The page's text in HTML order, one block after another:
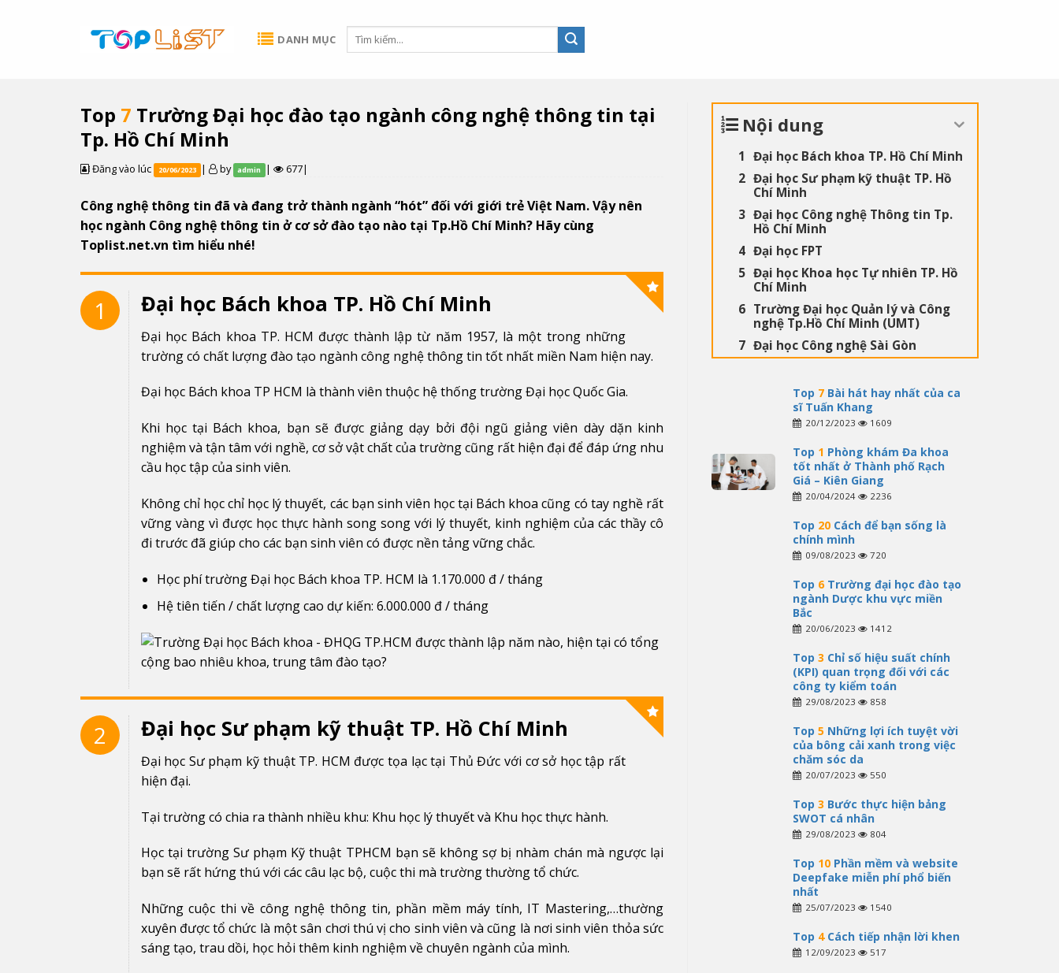
DANH MỤC
Top 7 Trường Đại học đào tạo ngành công nghệ thông tin tại
Tp. Hồ Chí Minh
Đăng vào lúc 20/06/2023 | by admin | 677|
Công nghệ thông tin đã và đang trở thành ngành “hót” đối với giới trẻ Việt Nam. Vậy nên
học ngành Công nghệ thông tin ở cơ sở đào tạo nào tại Tp.Hồ Chí Minh? Hãy cùng
Toplist.net.vn tìm hiểu nhé!
1 Đại học Bách khoa TP. Hồ Chí Minh
Đại học Bách khoa TP. HCM được thành lập từ năm 1957, là một trong những
trường có chất lượng đào tạo ngành công nghệ thông tin tốt nhất miền Nam hiện nay.
Đại học Bách khoa TP HCM là thành viên thuộc hệ thống trường Đại học Quốc Gia.
Khi học tại Bách khoa, bạn sẽ được giảng dạy bởi đội ngũ giảng viên dày dặn kinh
nghiệm và tận tâm với nghề, cơ sở vật chất của trường cũng rất hiện đại để đáp ứng nhu
cầu học tập của sinh viên.
Không chỉ học chỉ học lý thuyết, các bạn sinh viên học tại Bách khoa cũng có tay nghề rất
vững vàng vì được học thực hành song song với lý thuyết, kinh nghiệm của các thầy cô
đi trước đã giúp cho các bạn sinh viên có được nền tảng vững chắc.
Học phí trường Đại học Bách khoa TP. HCM là 1.170.000 đ / tháng
Hệ tiên tiến / chất lượng cao dự kiến: 6.000.000 đ / tháng
2 Đại học Sư phạm kỹ thuật TP. Hồ Chí Minh
Đại học Sư phạm kỹ thuật TP. HCM được tọa lạc tại Thủ Đức với cơ sở học tập rất
hiện đại.
Tại trường có chia ra thành nhiều khu: Khu học lý thuyết và Khu học thực hành.
Học tại trường Sư phạm Kỹ thuật TPHCM bạn sẽ không sợ bị nhàm chán mà ngược lại
bạn sẽ rất hứng thú với các câu lạc bộ, cuộc thi mà trường thường tổ chức.
Những cuộc thi về công nghệ thông tin, phần mềm máy tính, IT Mastering,…thường
xuyên được tổ chức là một sân chơi thú vị cho sinh viên và cũng là nơi sinh viên thỏa sức
sáng tạo, trau dồi, học hỏi thêm kinh nghiệm về chuyên ngành của mình.
Nội dung
Đại học Bách khoa TP. Hồ Chí Minh
Đại học Sư phạm kỹ thuật TP. Hồ
Chí Minh
Đại học Công nghệ Thông tin Tp.
Hồ Chí Minh
Đại học FPT
Đại học Khoa học Tự nhiên TP. Hồ
Chí Minh
Trường Đại học Quản lý và Công
nghệ Tp.Hồ Chí Minh (UMT)
Đại học Công nghệ Sài Gòn
Top 7Bài hát hay nhất của ca
sĩ Tuấn Khang
20/12/2023 1609
Top 1 Phòng khám Đa khoa
tốt nhất ở Thành phố Rạch
Giá – Kiên Giang
20/04/2024 2236
Top 20Cách để bạn sống là
chính mình
09/08/2023 720
Top 6Trường đại học đào tạo
ngành Dược khu vực miền
Bắc
20/06/2023 1412
Top 3 Chỉ số hiệu suất chính
(KPI) quan trọng đối với các
công ty kiểm toán
29/08/2023 858
Top 5 Những lợi ích tuyệt vời
của bông cải xanh trong việc
chăm sóc da
20/07/2023 550
Top 3 Bước thực hiện bảng
SWOT cá nhân
29/08/2023 804
Top 10Phần mềm và website
Deepfake miễn phí phổ biến
nhất
25/07/2023 1540
Top 4Cách tiếp nhận lời khen
12/09/2023 517